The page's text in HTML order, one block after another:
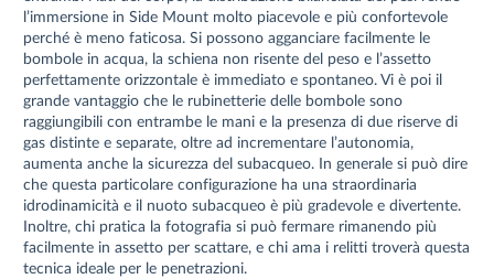
l’immersione in Side Mount molto piacevole e più confortevole
perché è meno faticosa. Si possono agganciare facilmente le
bombole in acqua, la schiena non risente del peso e l’assetto
perfettamente orizzontale è immediato e spontaneo. Vi è poi il
grande vantaggio che le rubinetterie delle bombole sono
raggiungibili con entrambe le mani e la presenza di due riserve di
gas distinte e separate, oltre ad incrementare l’autonomia,
aumenta anche la sicurezza del subacqueo. In generale si può dire
che questa particolare configurazione ha una straordinaria
idrodinamicità e il nuoto subacqueo è più gradevole e divertente.
Inoltre, chi pratica la fotografia si può fermare rimanendo più
facilmente in assetto per scattare, e chi ama i relitti troverà questa
tecnica ideale per le penetrazioni.